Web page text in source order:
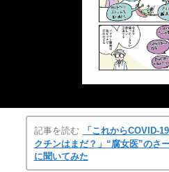
記事を読む
「これからCOVID-
クチンはまだ？」“腐女医”のさ
に聞いてみた